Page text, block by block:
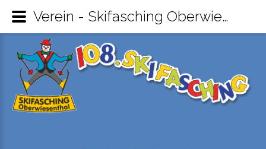
Verein - Skifasching Oberwiesenthal